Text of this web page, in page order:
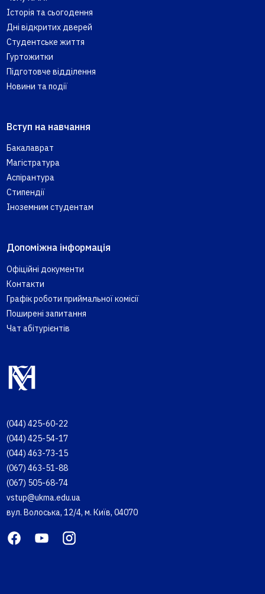
(044) 425-60-22
(044) 425-54-17
(044) 463-73-15
(067) 463-51-88
(067) 505-68-74
vstup@ukma.edu.ua
вул. Волоська, 12/4, м. Київ, 04070
Історія та сьогодення
Дні відкритих дверей
Студентське життя
Гуртожитки
Підготовче відділення
Новини та події
Вступ на навчання
Бакалаврат
Магістратура
Аспірантура
Стипендії
Іноземним студентам
Допоміжна інформація
Офіційні документи
Контакти
Графік роботи приймальної комісії
Поширені запитання
Чат абітурієнтів